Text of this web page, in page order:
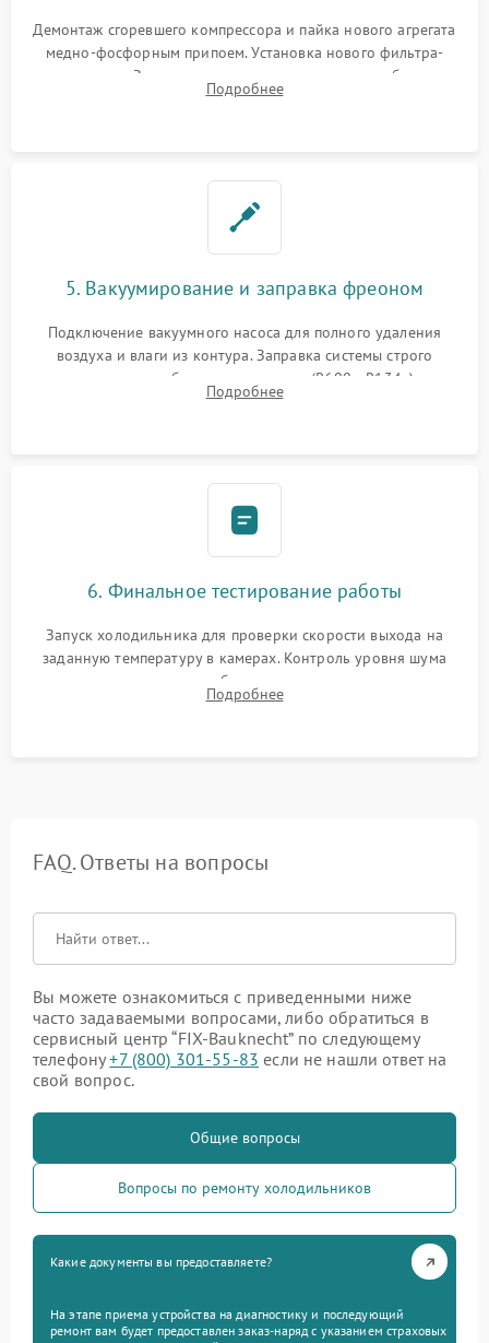
Демонтаж сгоревшего компрессора и пайка нового агрегата
медно-фосфорным припоем. Установка нового фильтра-
осушителя. Замена изношенных вентиляторов обдува,
сломанных заслонок или поврежденных дверных петель.
Подробнее
5. Вакуумирование и заправка фреоном
Подключение вакуумного насоса для полного удаления
воздуха и влаги из контура. Заправка системы строго
дозированным объемом хладагента (R600a, R134a) по
электронным весам. Контроль рабочего давления в системе.
Подробнее
6. Финальное тестирование работы
Запуск холодильника для проверки скорости выхода на
заданную температуру в камерах. Контроль уровня шума
компрессора, отсутствия обмерзания стенок и корректного
срабатывания системы автоматической оттайки.
Подробнее
FAQ. Ответы на вопросы
Вы можете ознакомиться с приведенными ниже
часто задаваемыми вопросами, либо обратиться в
сервисный центр “FIX-Bauknecht” по следующему
телефону+7 (800) 301-55-83 если не нашли ответ на
свой вопрос.
Общие вопросы
Вопросы по ремонту холодильников
Какие документы вы предоставляете?
На этапе приема устройства на диагностику и последующий
ремонт вам будет предоставлен заказ-наряд с указанием страховых